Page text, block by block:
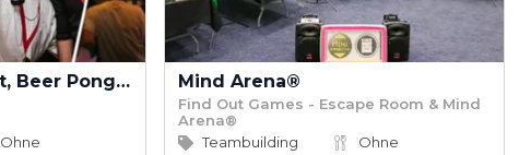
Social Gaming: Dart, Beer Pong, Bingo, Gaming, Kicker, Kneipenquiz & Schocken
Ohne
Mind Arena®
Find Out Games - Escape Room & Mind
Arena®
Teambuilding
Ohne